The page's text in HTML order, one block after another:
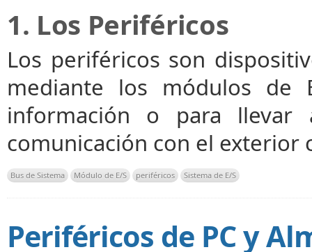
1. Los Periféricos
Los periféricos son
mediante los módulos de
información o para
comunicación con el exterior
Bus de Sistema Módulo de E/S periféricos Sistema de E/S
Periféricos de PC y